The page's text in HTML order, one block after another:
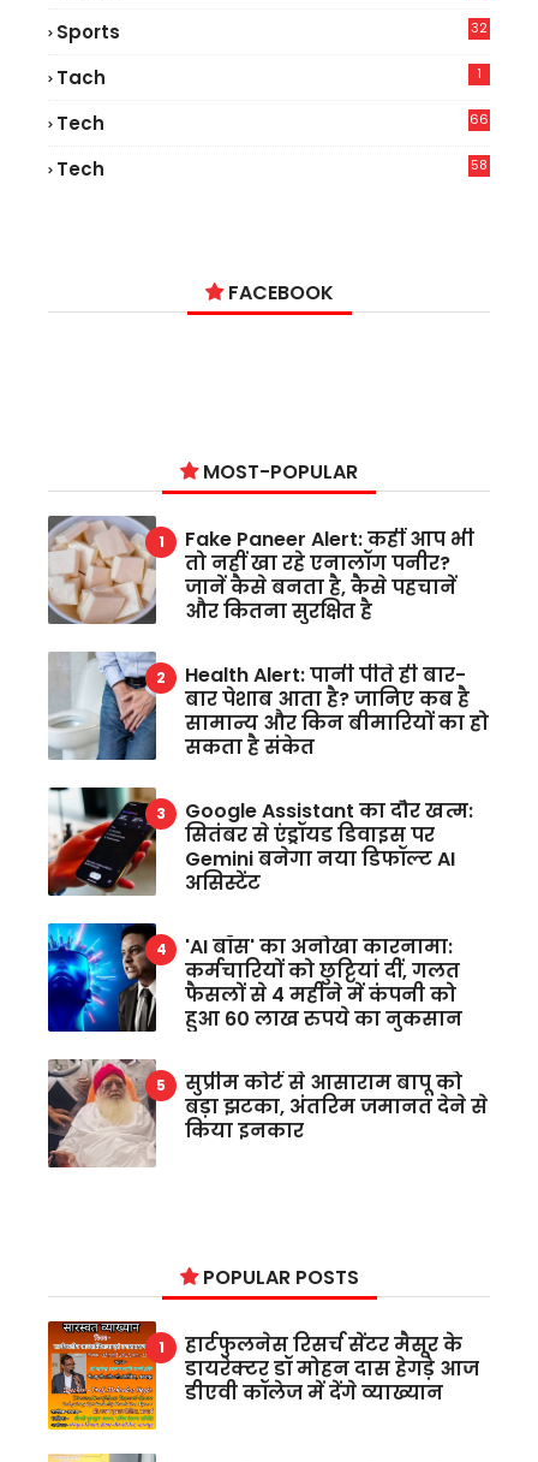
Sports 32
Tach 1
Tech
66
Tech
58
FACEBOOK
MOST-POPULAR
Fake Paneer Alert: कहीं आप भी
तो नहीं खा रहे एनालॉग पनीर?
जानें कैसे बनता है, कैसे पहचानें
और कितना सुरक्षित है
Health Alert: पानी पीते ही बार-
बार पेशाब आता है? जानिए कब है
सामान्य और किन बीमारियों का हो
सकता है संकेत
Google Assistant का दौर खत्म:
सितंबर से एंड्रॉयड डिवाइस पर
Gemini बनेगा नया डिफॉल्ट AI
असिस्टेंट
'AI बॉस' का अनोखा कारनामा:
कर्मचारियों को छुट्टियां दीं, गलत
फैसलों से 4 महीने में कंपनी को
हुआ 60 लाख रुपये का नुकसान
सुप्रीम कोर्ट से आसाराम बापू को
बड़ा झटका, अंतरिम जमानत देने से
किया इनकार
POPULAR POSTS
हार्टफुलनेस रिसर्च सेंटर मैसूर के
डायरेक्टर डॉ मोहन दास हेगड़े आज
डीएवी कॉलेज में देंगे व्याख्यान